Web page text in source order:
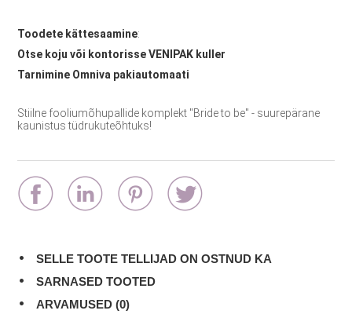
Toodete kättesaamine:
Otse koju või kontorisse VENIPAK kuller
Tarnimine Omniva pakiautomaati
Stiilne fooliumõhupallide komplekt "Bride to be" - suurepärane
kaunistus tüdrukuteõhtuks!
SELLE TOOTE TELLIJAD ON OSTNUD KA
SARNASED TOOTED
ARVAMUSED (0)